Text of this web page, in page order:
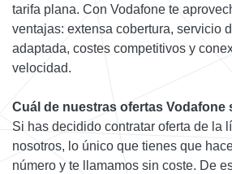
tarifa plana. Con Vodafone te
ventajas: extensa cobertura, servicio
adaptada, costes competitivos y
velocidad.
Cuál de nuestras ofertas Vodafone
Si has decidido contratar oferta de la
nosotros, lo único que tienes que
número y te llamamos sin coste. De